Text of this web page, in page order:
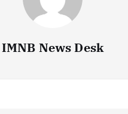
IMNB News Desk